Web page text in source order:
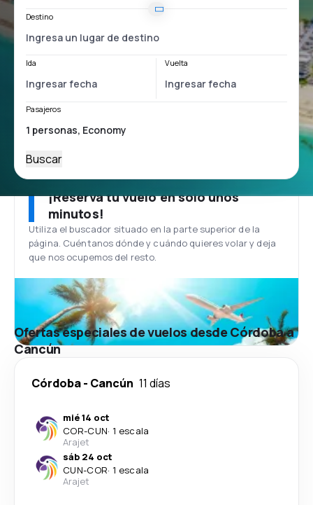
Destino
Ida Vuelta
Pasajeros
Buscar
¡Reserva tu vuelo en solo unos
minutos!
Utiliza el buscador situado en la parte superior de la
página. Cuéntanos dónde y cuándo quieres volar y deja
que nos ocupemos del resto.
Ofertas especiales de vuelos desde Córdoba a
Cancún
Córdoba- Cancún 11 días
mié 14 oct
COR-CUN· 1 escala
Arajet
sáb 24 oct
CUN-COR· 1 escala
Arajet